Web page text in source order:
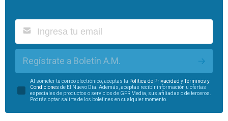
Regístrate a Boletín A.M.
Al someter tu correo electrónico, aceptas la Política de Privacidad yTérminos y
Condiciones de El Nuevo Día. Además, aceptas recibir información u ofertas
especiales de productos o servicios de GFR Media, sus afiliadas o de terceros.
Podrás optar salirte de los boletines en cualquier momento.